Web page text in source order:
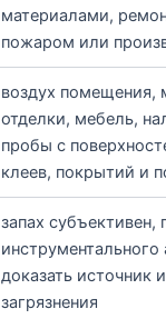
материалами,
пожаром или
воздух помещения,
отделки, мебель,
пробы с
клеев, покрытий и
запах субъективен,
доказать источник
загрязнения